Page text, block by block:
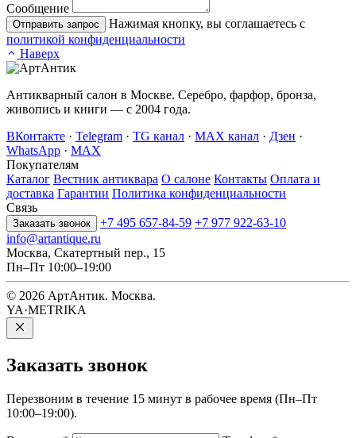
Сообщение
Отправить запрос
Нажимая кнопку, вы соглашаетесь с
политикой конфиденциальности
Наверх
Антикварный салон в Москве. Серебро, фарфор, бронза,
живопись и книги — с 2004 года.
ВКонтакте · Telegram · TG канал · MAX канал · Дзен ·
WhatsApp · MAX
Покупателям
Каталог Вестник антиквара О салоне Контакты Оплата и
доставка Гарантии Политика конфиденциальности
Связь
Заказать звонок +7 495 657-84-59 +7 977 922-63-10
info@artantique.ru
Москва, Скатертный пер., 15
Пн–Пт 10:00–19:00
© 2026 АртАнтик. Москва.
YA·METRIKA
Заказать звонок
Перезвоним в течение 15 минут в рабочее время (Пн–Пт
10:00–19:00).